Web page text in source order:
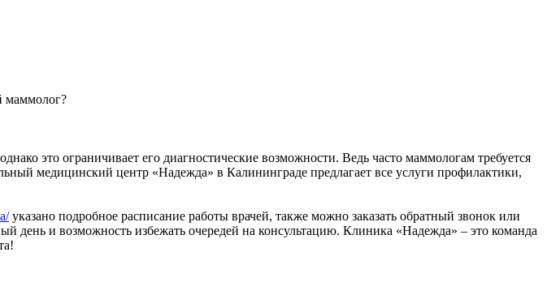
это ограничивает его диагностические возможности. Ведь часто маммологам требуется
медицинский центр «Надежда» в Калининграде предлагает все услуги профилактики,
указано подробное расписание работы врачей, также можно заказать обратный звонок или
день и возможность избежать очередей на консультацию. Клиника «Надежда» – это команда